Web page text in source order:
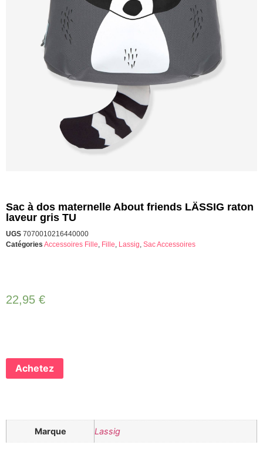
Sac à dos maternelle About friends LÄSSIG raton
laveur gris TU
UGS 7070010216440000
Catégories Accessoires Fille, Fille, Lassig, Sac Accessoires
22,95 €
Achetez
Marque Lassig